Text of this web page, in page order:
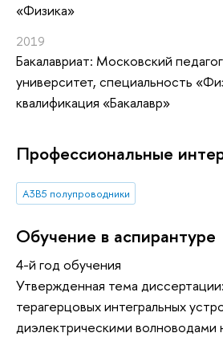
«Физика»
2019
Бакалавриат: Московский
университет, специальность
квалификация «Бакалавр»
Профессиональные
A3B5 полупроводники
Обучение в аспирантуре
4-й год обучения
Утвержденная тема
терагерцовых интегральных
диэлектрическими волноводами